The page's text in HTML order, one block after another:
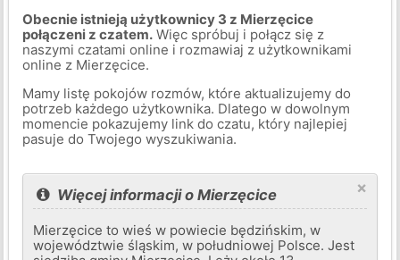
Obecnie istnieją użytkownicy 3 z Mierzęcice
połączeni z czatem.Więc spróbuj i połącz się z
naszymi czatami online i rozmawiaj z użytkownikami
online z Mierzęcice.
Mamy listę pokojów rozmów, które aktualizujemy do
potrzeb każdego użytkownika. Dlatego w dowolnym
momencie pokazujemy link do czatu, który najlepiej
pasuje do Twojego wyszukiwania.
×
Więcej informacji o Mierzęcice
Mierzęcice to wieś w powiecie będzińskim, w
województwie śląskim, w południowej Polsce. Jest